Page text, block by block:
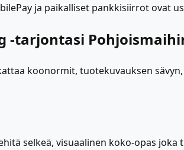
ja paikalliset pankkisiirrot ovat
-tarjontasi
koonormit, tuotekuvauksen
selkeä, visuaalinen koko-opas